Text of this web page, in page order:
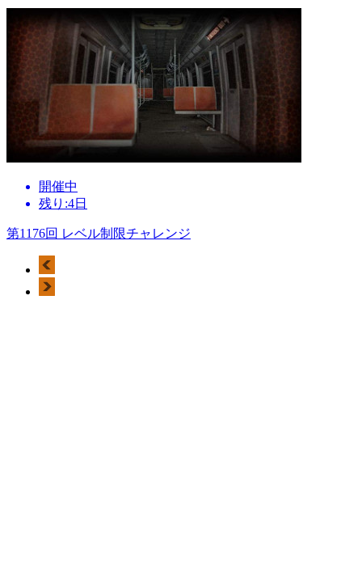
開催中
残り:4日
第1176回 レベル制限チャレンジ